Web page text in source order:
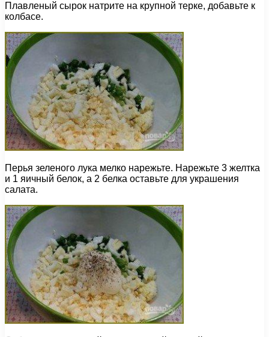
Плавленый сырок натрите на крупной терке, добавьте к
колбасе.
Перья зеленого лука мелко нарежьте. Нарежьте 3 желтка
и 1 яичный белок, а 2 белка оставьте для украшения
салата.